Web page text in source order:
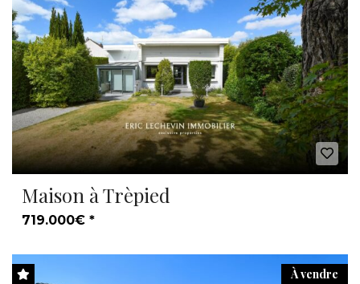
Maison à Trèpied
719.000€ *
À vendre